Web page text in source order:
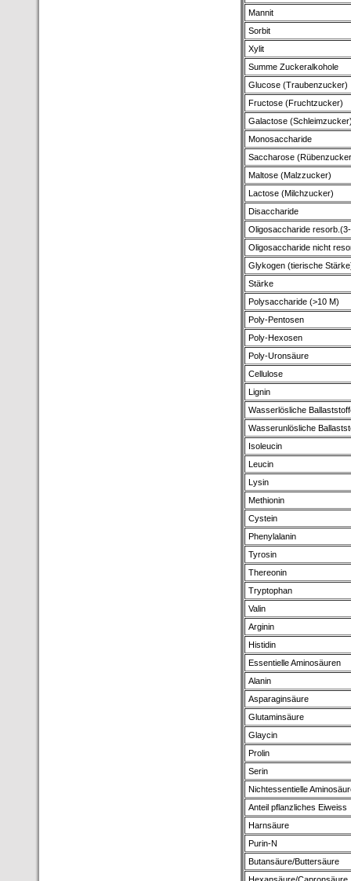
Mannit
Sorbit
Xylit
Summe Zuckeralkohole
Glucose (Traubenzucker)
Fructose (Fruchtzucker)
Galactose
Monosaccharide
Saccharose
Maltose (Malzzucker)
Lactose (Milchzucker)
Disaccharide
Oligosaccharide
Oligosaccharide nicht
Glykogen (tierische
Stärke
Polysaccharide (>10 M)
Poly-Pentosen
Poly-Hexosen
Poly-Uronsäure
Cellulose
Lignin
Wasserlösliche
Wasserunlösliche
Isoleucin
Leucin
Lysin
Methionin
Cystein
Phenylalanin
Tyrosin
Thereonin
Tryptophan
Valin
Arginin
Histidin
Essentielle Aminosäuren
Alanin
Asparaginsäure
Glutaminsäure
Glaycin
Prolin
Serin
Nichtessentielle
Anteil pflanzliches Eiweiss
Harnsäure
Purin-N
Butansäure/Buttersäure